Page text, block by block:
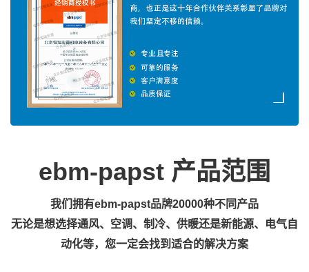
ebm-papst 产品范围
我们拥有ebm-papst品牌20000种不同产品
无论是想选择通风、空调、制冷、供暖还是新能源、电气自
动化等，您一定会找到适合的解决方案